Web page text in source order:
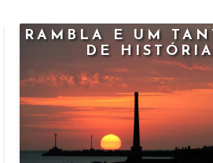
RAMBLA E UM
DE HISTÓRIA